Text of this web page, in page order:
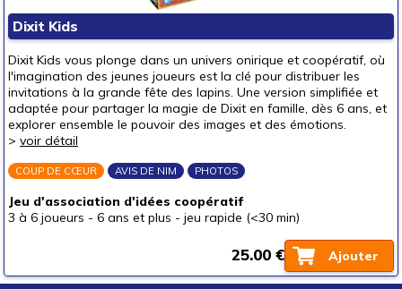
Puzzles & casse-têtes
un bébé (0-3 ans)
un p'tit bout (3-6 ans)
un junior (6-8 ans)
un ado (12-16 ans)
un adulte (16 ans et +)
autour de 10 €
Dixit Kids
Dixit Kids vous plonge dans un univers onirique et coopératif, où
l'imagination des jeunes joueurs est la clé pour distribuer les
invitations à la grande fête des lapins. Une version simplifiée et
adaptée pour partager la magie de Dixit en famille, dès 6 ans, et
explorer ensemble le pouvoir des images et des émotions.
> voir détail
COUP DE CŒUR AVIS DE NIM PHOTOS
Jeu d'association d'idées coopératif
3 à 6 joueurs - 6 ans et plus - jeu rapide (<30 min)
Ajouter
25.00 €